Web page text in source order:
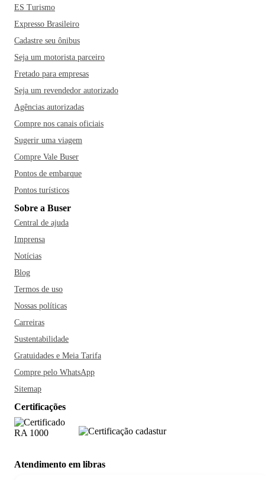
ES Turismo
Expresso Brasileiro
Cadastre seu ônibus
Seja um motorista parceiro
Fretado para empresas
Seja um revendedor autorizado
Agências autorizadas
Compre nos canais oficiais
Sugerir uma viagem
Compre Vale Buser
Pontos de embarque
Pontos turísticos
Sobre a Buser
Central de ajuda
Imprensa
Notícias
Blog
Termos de uso
Nossas políticas
Carreiras
Sustentabilidade
Gratuidades e Meia Tarifa
Compre pelo WhatsApp
Sitemap
Certificações
Atendimento em libras